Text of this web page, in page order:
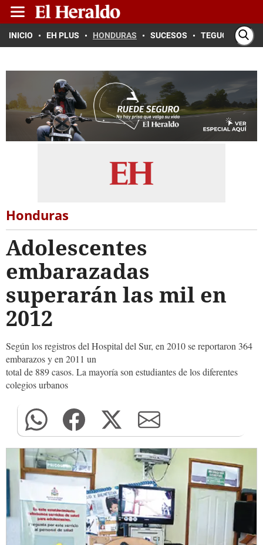
INICIO EH PLUS HONDURAS SUCESOS TEGUCIGALPA
Honduras
Adolescentes
embarazadas
superarán las mil en
2012
Según los registros del Hospital del Sur, en 2010 se reportaron 364
embarazos y en 2011 un
total de 889 casos. La mayoría son estudiantes de los diferentes
colegios urbanos